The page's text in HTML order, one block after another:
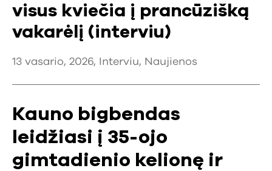
visus kviečia į prancūzišką
vakarėlį (interviu)
13 vasario, 2026, Interviu, Naujienos
Kauno bigbendas
leidžiasi į 35-ojo
gimtadienio kelionę ir